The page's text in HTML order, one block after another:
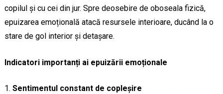
copilul și cu cei din jur. Spre deosebire de oboseala fizică,
epuizarea emoțională atacă resursele interioare, ducând la o
stare de gol interior și detașare.
Indicatori importanți ai epuizării emoționale
Sentimentul constant de copleșire